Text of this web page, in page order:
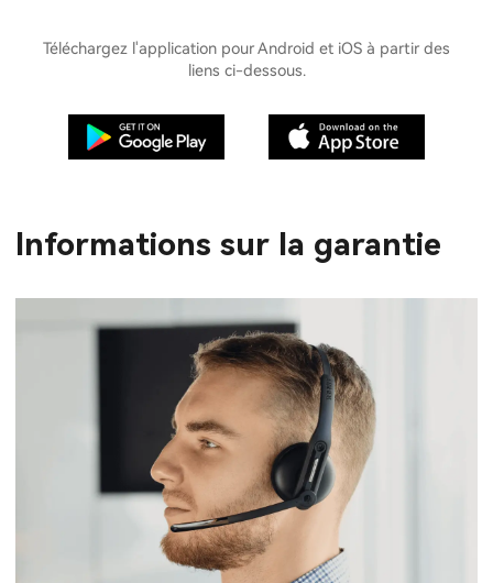
Téléchargez l'application pour Android et iOS à partir des
liens ci-dessous.
Informations sur la garantie